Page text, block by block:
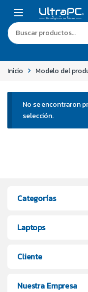
Inicio Modelo del
No se encontraron
selección.
Categorías
Laptops
Cliente
Nuestra Empresa